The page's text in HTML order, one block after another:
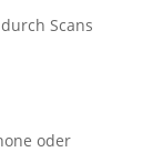
Scans
oder